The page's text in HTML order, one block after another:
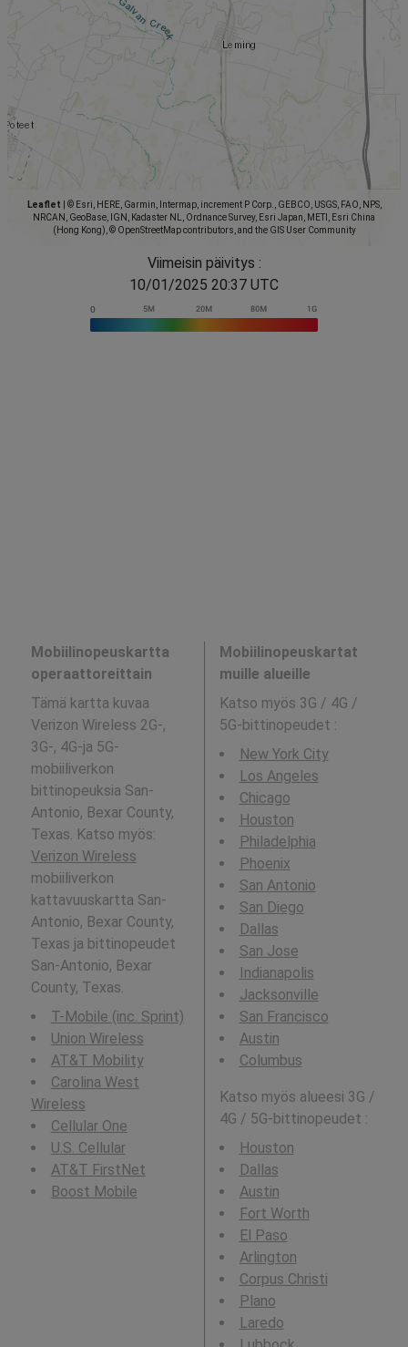
Leaflet
© Esri, HERE, Garmin, Intermap, increment P Corp., GEBCO, USGS, FAO, NPS,
NRCAN, GeoBase, IGN, Kadaster NL, Ordnance Survey, Esri Japan, METI, Esri China
(Hong Kong), © OpenStreetMap contributors, and the GIS User Community
Viimeisin päivitys :
10/01/2025 20:37 UTC
Mobiilinopeuskartta
operaattoreittain
Tämä kartta kuvaa
Verizon Wireless 2G-,
3G-, 4G-ja 5G-
mobiiliverkon
bittinopeuksia San-
Antonio, Bexar County,
Texas. Katso myös:
Verizon Wireless
mobiiliverkon
kattavuuskartta San-
Antonio, Bexar County,
Texas ja bittinopeudet
San-Antonio, Bexar
County, Texas.
T-Mobile (inc. Sprint)
Union Wireless
AT&T Mobility
Carolina West
Wireless
Cellular One
U.S. Cellular
AT&T FirstNet
Boost Mobile
Mobiilinopeuskartat
muille alueille
Katso myös 3G / 4G /
5G-bittinopeudet :
New York City
Los Angeles
Chicago
Houston
Philadelphia
Phoenix
San Antonio
San Diego
Dallas
San Jose
Indianapolis
Jacksonville
San Francisco
Austin
Columbus
Katso myös alueesi 3G /
4G / 5G-bittinopeudet :
Houston
Dallas
Austin
Fort Worth
El Paso
Arlington
Corpus Christi
Plano
Laredo